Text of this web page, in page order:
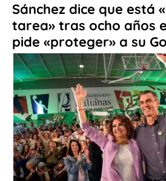
Sánchez dice que está
tarea» tras ocho años
pide «proteger» a su